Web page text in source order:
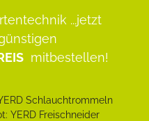
...jetzt
mitbestellen!